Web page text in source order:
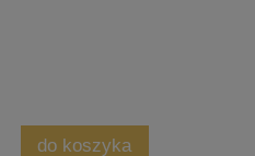
do koszyka